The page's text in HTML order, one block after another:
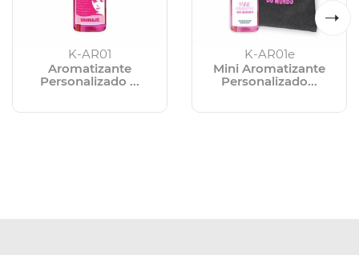
K-AR01
Aromatizante
Personalizado ...
K-AR01e
Mini Aromatizante
Personalizado...